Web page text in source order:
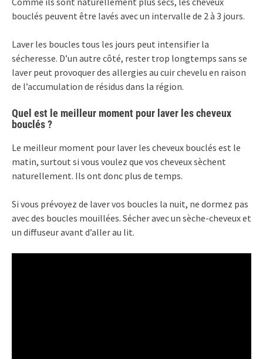
bouclés peuvent être lavés avec un intervalle de 2 à 3 jours.
Laver les boucles tous les jours peut intensifier la
sécheresse. D’un autre côté, rester trop longtemps sans se
laver peut provoquer des allergies au cuir chevelu en raison
de l’accumulation de résidus dans la région.
Quel est le meilleur moment pour laver les cheveux
bouclés ?
Le meilleur moment pour laver les cheveux bouclés est le
matin, surtout si vous voulez que vos cheveux sèchent
naturellement. Ils ont donc plus de temps.
Si vous prévoyez de laver vos boucles la nuit, ne dormez pas
avec des boucles mouillées. Sécher avec un sèche-cheveux et
un diffuseur avant d’aller au lit.